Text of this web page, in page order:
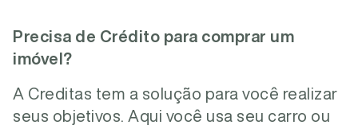
Precisa de Crédito para comprar um
imóvel?
A Creditas tem a solução para você realizar
seus objetivos. Aqui você usa seu carro ou